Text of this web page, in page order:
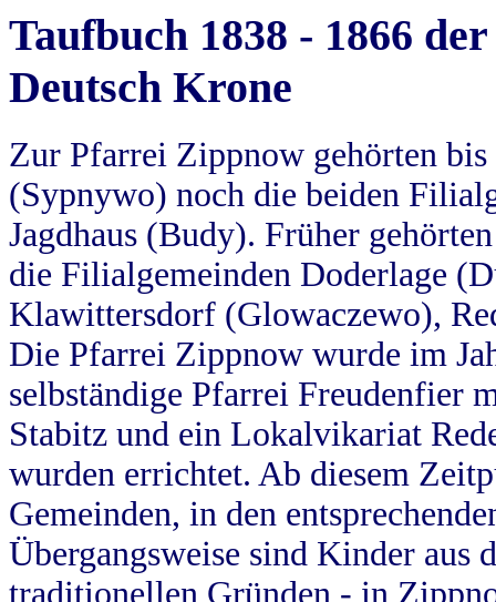
Taufbuch 1838 - 1866
Deutsch Krone
Zur Pfarrei Zippnow gehörten
(Sypnywo) noch die beiden
Jagdhaus (Budy). Früher
die Filialgemeinden Doderlage
Klawittersdorf (Glowaczewo),
Die Pfarrei Zippnow wurde im
selbständige Pfarrei Freudenfier
Stabitz und ein Lokalvikariat
wurden errichtet. Ab diesem
Gemeinden, in den
Übergangsweise sind Kinder aus
traditionellen Gründen - in